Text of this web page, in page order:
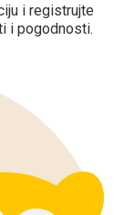
i registrujte
i pogodnosti.